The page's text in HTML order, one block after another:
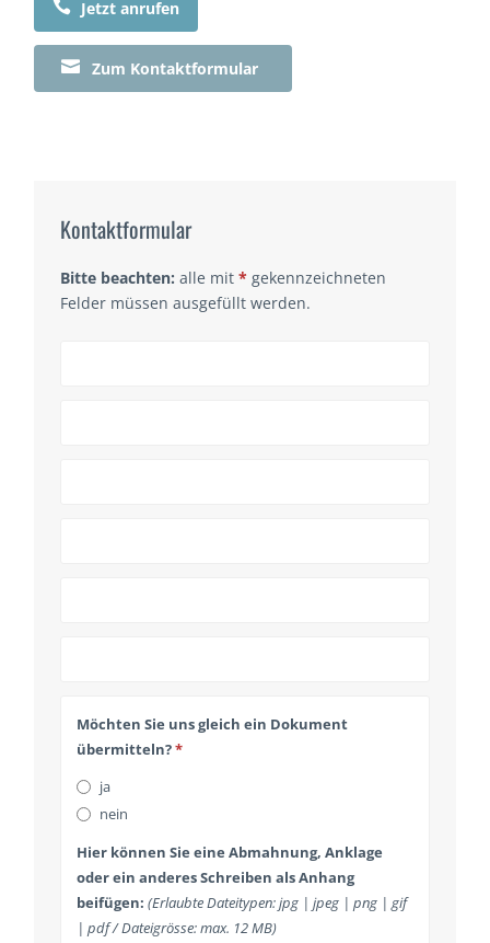
 Jetzt anrufen
 Zum Kontaktformular
Kontaktformular
Bitte beachten: alle mit* gekennzeichneten
Felder müssen ausgefüllt werden.
Number *
Möchten Sie uns gleich ein Dokument
übermitteln?*
ja
nein
Hier können Sie eine Abmahnung, Anklage
oder ein anderes Schreiben als Anhang
beifügen: (Erlaubte Dateitypen: jpg | jpeg | png | gif
| pdf / Dateigrösse: max. 12 MB)